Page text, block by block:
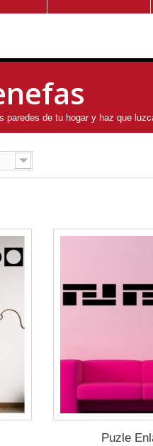
paredes de tu hogar y haz que
Puzle